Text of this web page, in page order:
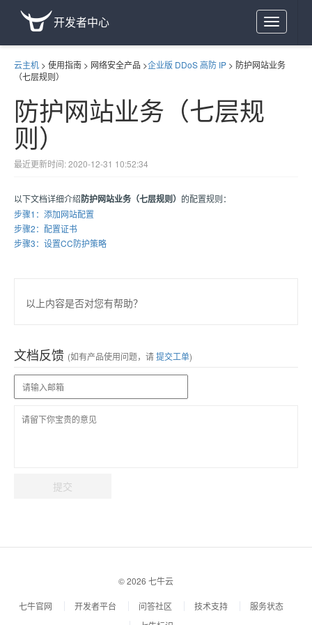
Toggle
navigation
开发者中心
云主机 > 使用指南 > 网络安全产品 >企业版 DDoS 高防 IP > 防护网站业务
（七层规则）
防护网站业务（七层规
则）
最近更新时间: 2020-12-31 10:52:34
以下文档详细介绍防护网站业务（七层规则） 的配置规则：
步骤1：添加网站配置
步骤2：配置证书
步骤3：设置CC防护策略
以上内容是否对您有帮助？
文档反馈 (如有产品使用问题，请提交工单)
提交
© 2026 七牛云
七牛官网 开发者平台 问答社区 技术支持
服务状态